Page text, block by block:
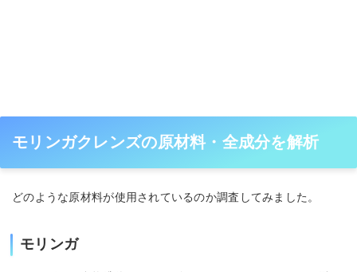
モリンガクレンズの原材料・全成分を解析
どのような原材料が使用されているのか調査してみました。
モリンガ